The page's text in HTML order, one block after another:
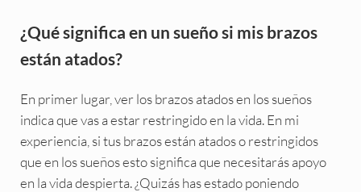
¿Qué significa en un sueño si mis brazos
están atados?
En primer lugar, ver los brazos atados en los sueños
indica que vas a estar restringido en la vida. En mi
experiencia, si tus brazos están atados o restringidos
que en los sueños esto significa que necesitarás apoyo
en la vida despierta. ¿Quizás has estado poniendo